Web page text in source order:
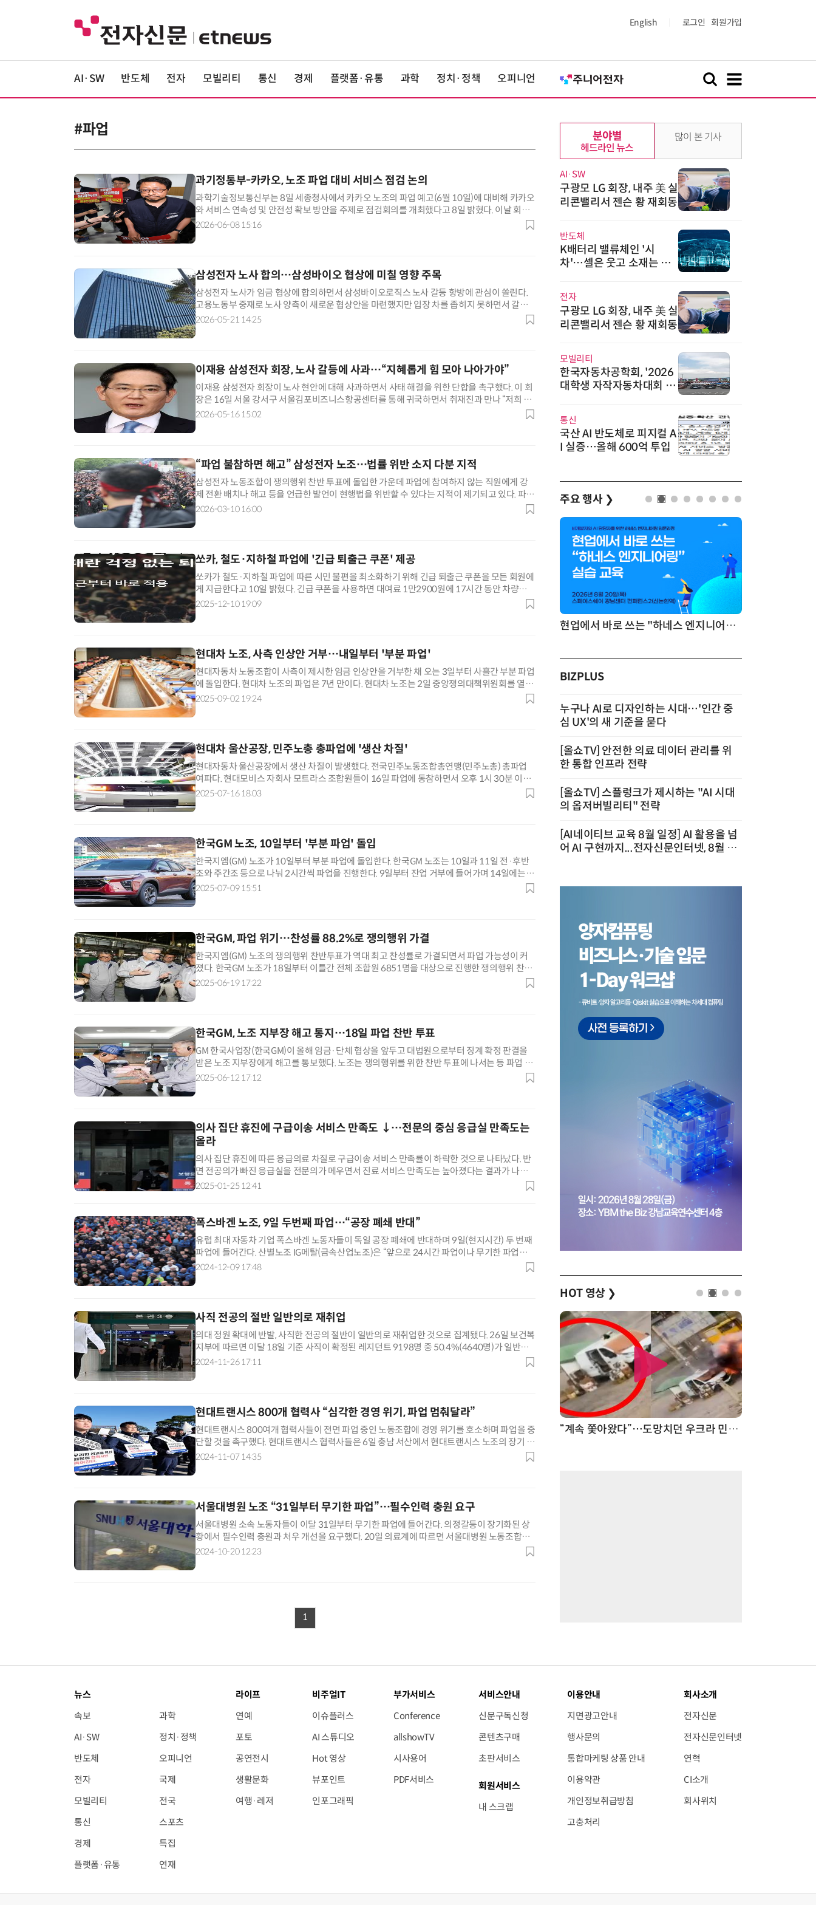
English 로그인 회원가입
AI·SW 반도체 전자 모빌리티 통신 경제 플랫폼·유통 과학 정치·정책 오피니언
#파업
과기정통부-카카오, 노조 파업 대비 서비스 점검 논의
과학기술정보통신부는 8일 세종청사에서 카카오 노조의 파업 예고(6월 10일)에 대비해 카카오
와 서비스 연속성 및 안전성 확보 방안을 주제로 점검회의를 개최했다고 8일 밝혔다. 이날 회의
에는 최우혁 과기정통부 정보보호네트워크정책실장과 서영훈 카카오 부사장이 참석했다. 카카
2026-06-08 15:16
삼성전자 노사 합의…삼성바이오 협상에 미칠 영향 주목
삼성전자 노사가 임금 협상에 합의하면서 삼성바이오로직스 노사 갈등 향방에 관심이 쏠린다.
고용노동부 중재로 노사 양측이 새로운 협상안을 마련했지만 입장 차를 좁히지 못하면서 갈등
장기화 가능성이 커지고 있다. 21일 업계에 따르면 삼성바이오로직스 노조와 회사는 최근 정부
2026-05-21 14:25
이재용 삼성전자 회장, 노사 갈등에 사과…“지혜롭게 힘 모아 나아가야”
이재용 삼성전자 회장이 노사 현안에 대해 사과하면서 사태 해결을 위한 단합을 촉구했다. 이 회
장은 16일 서울 강서구 서울김포비즈니스항공센터를 통해 귀국하면서 취재진과 만나 “저희 회
사 내부 문제로 불안과 심려를 끼쳐드린 점, 전 세계 고객분들께 진심으로 사과드린다”고 밝혔
2026-05-16 15:02
“파업 불참하면 해고” 삼성전자 노조…법률 위반 소지 다분 지적
삼성전자 노동조합이 쟁의행위 찬반 투표에 돌입한 가운데 파업에 참여하지 않는 직원에게 강
제 전환 배치나 해고 등을 언급한 발언이 현행법을 위반할 수 있다는 지적이 제기되고 있다. 파업
불참자를 향해 인사상 불이익을 예고한 건 정당한 노조 활동 범위를 넘어섰다는 분석이다
2026-03-10 16:00
쏘카, 철도·지하철 파업에 '긴급 퇴출근 쿠폰' 제공
쏘카가 철도·지하철 파업에 따른 시민 불편을 최소화하기 위해 긴급 퇴출근 쿠폰을 모든 회원에
게 지급한다고 10일 밝혔다. 긴급 쿠폰을 사용하면 대여료 1만2900원에 17시간 동안 차량을
빌릴 수 있다. 대여 가능 시간은 오후 5시부터 다음 날 아침 10시까지다. 퇴근
2025-12-10 19:09
현대차 노조, 사측 인상안 거부…내일부터 '부분 파업'
현대자동차 노동조합이 사측이 제시한 임금 인상안을 거부한 채 오는 3일부터 사흘간 부분 파업
에 돌입한다. 현대차 노조의 파업은 7년 만이다. 현대차 노조는 2일 중앙쟁의대책위원회를 열고
오전 및 오후 출근조가 3일과 4일 2시간씩, 5일 4시간 파업하기로 했다. 노사는
2025-09-02 19:24
현대차 울산공장, 민주노총 총파업에 '생산 차질'
현대자동차 울산공장에서 생산 차질이 발생했다. 전국민주노동조합총연맹(민주노총) 총파업
여파다. 현대모비스 자회사 모트라스 조합원들이 16일 파업에 동참하면서 오후 1시 30분 이후
현대차 울산 5개 공장의 대부분 생산라인 가동률이 하락했고, 일부 생산라인은 멈춰 섰다.
2025-07-16 18:03
한국GM 노조, 10일부터 '부분 파업' 돌입
한국지엠(GM) 노조가 10일부터 부분 파업에 돌입한다. 한국GM 노조는 10일과 11일 전·후반
조와 주간조 등으로 나눠 2시간씩 파업을 진행한다. 9일부터 잔업 거부에 들어가며 14일에는 조
별 파업 시간을 각 4시간으로 늘리고 파업 투쟁 결의대회를 열 계획이다. 이날
2025-07-09 15:51
한국GM, 파업 위기…찬성률 88.2%로 쟁의행위 가결
한국지엠(GM) 노조의 쟁의행위 찬반투표가 역대 최고 찬성률로 가결되면서 파업 가능성이 커
졌다. 한국GM 노조가 18일부터 이틀간 전체 조합원 6851명을 대상으로 진행한 쟁의행위 찬반
투표에서 6042명(88.2%)이 찬성했다. 전체 조합원 과반이 찬성하고 중앙노동위원
2025-06-19 17:22
한국GM, 노조 지부장 해고 통지…18일 파업 찬반 투표
GM 한국사업장(한국GM)이 올해 임금·단체 협상을 앞두고 대법원으로부터 징계 확정 판결을
받은 노조 지부장에게 해고를 통보했다. 노조는 쟁의행위를 위한 찬반 투표에 나서는 등 파업 가
능성도 제기된다. 12일 전국금속노동조합 한국GM지부에 따르면 한국GM은 전날 안규백
2025-06-12 17:12
의사 집단 휴진에 구급이송 서비스 만족도 ↓…전문의 중심 응급실 만족도는
올라
의사 집단 휴진에 따른 응급의료 차질로 구급이송 서비스 만족률이 하락한 것으로 나타났다. 반
면 전공의가 빠진 응급실을 전문의가 메우면서 진료 서비스 만족도는 높아졌다는 결과가 나왔
다. 25일 국립중앙의료원 자료에 따르면 지난해 구급이송 서비스에 대한 만족률은 73.5%
2025-01-25 12:41
폭스바겐 노조, 9일 두번째 파업…“공장 폐쇄 반대”
유럽 최대 자동차 기업 폭스바겐 노동자들이 독일 공장 폐쇄에 반대하며 9일(현지시간) 두 번째
파업에 들어간다. 산별노조 IG메탈(금속산업노조)은 “앞으로 24시간 파업이나 무기한 파업을
벌일 수도 있다”고 경고했다. IG메탈은 사측 독일 공장 3곳 폐쇄, 직원 수만명
2024-12-09 17:48
사직 전공의 절반 일반의로 재취업
의대 정원 확대에 반발, 사직한 전공의 절반이 일반의로 재취업한 것으로 집계됐다. 26일 보건복
지부에 따르면 이달 18일 기준 사직이 확정된 레지던트 9198명 중 50.4%(4640명)가 일반의
로 의료기관에 취업해 일하고 있다. 레지던트는 의사 면허를 취득하고 인턴
2024-11-26 17:11
현대트랜시스 800개 협력사 “심각한 경영 위기, 파업 멈춰달라”
현대트랜시스 800여개 협력사들이 전면 파업 중인 노동조합에 경영 위기를 호소하며 파업을 중
단할 것을 촉구했다. 현대트랜시스 협력사들은 6일 충남 서산에서 현대트랜시스 노조의 장기 파
업 중단을 촉구하는 결의대회를 열었다. 이날 대회에는 협력사 직원 300여명이 참석했다
2024-11-07 14:35
서울대병원 노조 “31일부터 무기한 파업”…필수인력 충원 요구
서울대병원 소속 노동자들이 이달 31일부터 무기한 파업에 들어간다. 의정갈등이 장기화된 상
황에서 필수인력 충원과 처우 개선을 요구했다. 20일 의료계에 따르면 서울대병원 노동조합은
지난 17일 9차 임시 대의원회에서 이달 31일부터 무기한 전면 파업을 하기로 결정했다.
2024-10-20 12:23
1
분야별
헤드라인 뉴스
AI·SW
구광모 LG 회장, 내주 美 실
리콘밸리서 젠슨 황 재회동
반도체
K배터리 밸류체인 '시
차'…셀은 웃고 소재는 아
전자
구광모 LG 회장, 내주 美 실
리콘밸리서 젠슨 황 재회동
모빌리티
한국자동차공학회, '2026
대학생 자작자동차대회 포
통신
국산 AI 반도체로 피지컬 A
I 실증…올해 600억 투입
많이 본 기사
주요 행사 ❯
현업에서 바로 쓰는 "하네스 엔지니어링" 실습 교육
BIZPLUS
누구나 AI로 디자인하는 시대…'인간 중
심 UX'의 새 기준을 묻다
[올쇼TV] 안전한 의료 데이터 관리를 위
한 통합 인프라 전략
[올쇼TV] 스플렁크가 제시하는 "AI 시대
의 옵저버빌리티" 전략
[AI네이티브 교육 8월 일정] AI 활용을 넘
어 AI 구현까지...전자신문인터넷, 8월 실
HOT 영상 ❯
거미줄 쏘고 자동 회수까지…현실판 스파이더맨 웹 슈터 70년 만에 돌아온 시베리아호랑이…카자흐스탄 야생에 풀렸다 “계속 쫓아왔다”…도망치던 우크라 민간인 공격한 러 자폭 드론
뉴스
속보
AI·SW
반도체
전자
모빌리티
통신
경제
플랫폼·유통
과학
정치·정책
오피니언
국제
전국
스포츠
특집
연재
라이프
연예
포토
공연전시
생활문화
여행·레저
비주얼IT
이슈플러스
AI 스튜디오
Hot 영상
뷰포인트
인포그래픽
부가서비스
Conference
allshowTV
시사용어
PDF서비스
서비스안내
신문구독신청
콘텐츠구매
초판서비스
회원서비스
내 스크랩
이용안내
지면광고안내
행사문의
통합마케팅 상품 안내
이용약관
개인정보취급방침
고충처리
회사소개
전자신문
전자신문인터넷
연혁
CI소개
회사위치